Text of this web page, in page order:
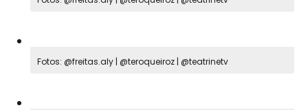
Fotos: @freitas.aly | @teroqueiroz | @teatrinetv